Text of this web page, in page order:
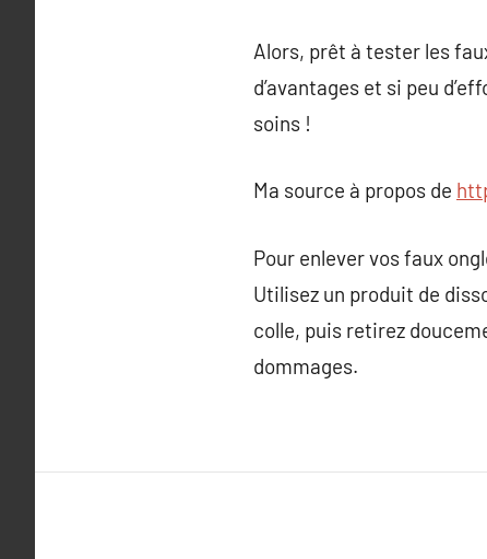
Alors, prêt à tester les
d’avantages et si peu
soins !
Ma source à propos de
Pour enlever vos faux
Utilisez un produit de
colle, puis retirez
dommages.